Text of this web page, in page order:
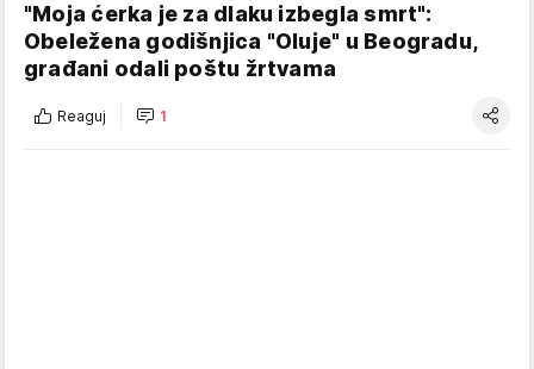
"Moja ćerka je za dlaku izbegla smrt":
Obeležena godišnjica "Oluje" u Beogradu,
građani odali poštu žrtvama
Reaguj 1